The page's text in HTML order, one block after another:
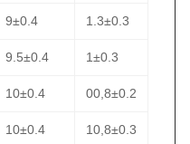
9±0.4 1.3±0.3
9.5±0.4 1±0.3
10±0.4 00,8±0.2
10±0.4 10,8±0.3